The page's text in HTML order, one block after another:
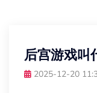
后宫游戏叫
2025-12-20